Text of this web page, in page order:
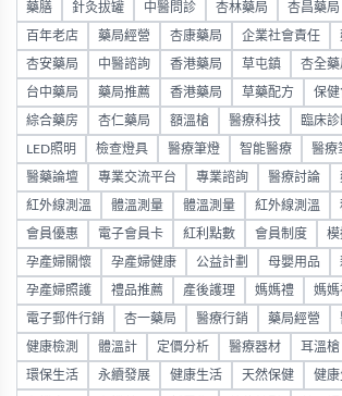
藥膳 針灸拔罐 中醫問診 杏林藥局 杏昌藥局
百年老店 藥局經營 杏康藥局 企業社會責任
杏安藥局 中醫諮詢 香港藥局 草屯鎮 杏全藥
台中藥局 藥局推薦 香港藥局 草藥配方 保健
綜合藥房 杏仁藥局 額溫槍 醫療科技 臨床診
LED照明 檢查燈具 醫療筆燈 智能醫療 醫療
醫藥論壇 專業交流平台 專業諮詢 醫療討論
紅外線測溫 體溫測量 體溫測量 紅外線測溫
會員優惠 電子會員卡 紅利點數 會員制度 模
孕產婦關懷 孕產婦健康 公益計劃 母嬰用品
孕產婦照護 禮品推薦 產後護理 媽媽禮 媽媽
電子郵件行銷 杏一藥局 醫療行銷 藥局經營
健康檢測 體溫計 定價分析 醫療器材 耳溫槍
環保生活 永續發展 健康生活 天然保健 健康